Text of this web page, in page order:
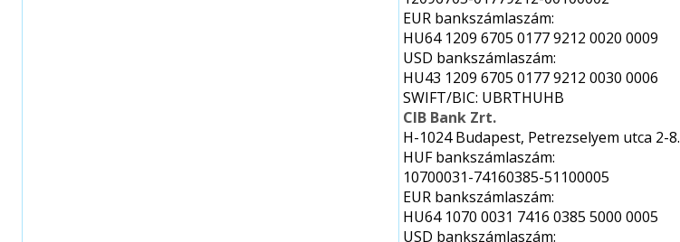
EUR bankszámlaszám:
HU64 1209 6705 0177 9212 0020 0009
USD bankszámlaszám:
HU43 1209 6705 0177 9212 0030 0006
SWIFT/BIC: UBRTHUHB
CIB Bank Zrt.
H-1024 Budapest, Petrezselyem utca 2-8.
HUF bankszámlaszám:
10700031-74160385-51100005
EUR bankszámlaszám:
HU64 1070 0031 7416 0385 5000 0005
USD bankszámlaszám: